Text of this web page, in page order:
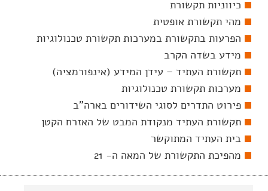
כיווניות תקשורת
מהי תקשורת אופטית
הפרעות בתקשורת במערכות תקשורת טכנולוגיות
מידע בשדה הקרב
תקשורת העתיד – עידן המידע (אינפורמציה)
מערכות תקשורת טכנולוגיות
פירוט התדרים לסוגי השידורים בארה"ב
תקשורת העתיד מנקודת המבט של האזרח הקטן
בית העתיד המתוקשר
מהפיכת התקשורת של המאה ה- 21